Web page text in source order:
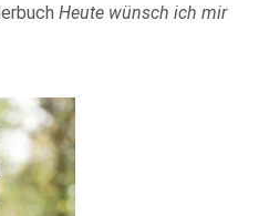
Heute wünsch ich mir